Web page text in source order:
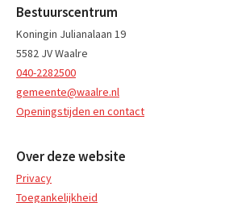
Bestuurscentrum
Koningin Julianalaan 19
5582 JV Waalre
040-2282500
gemeente@waalre.nl
Openingstijden en contact
Over deze website
Privacy
Toegankelijkheid